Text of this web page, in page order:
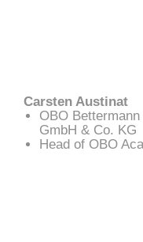
Carsten Austinat
OBO
GmbH & Co. KG
Head of OBO